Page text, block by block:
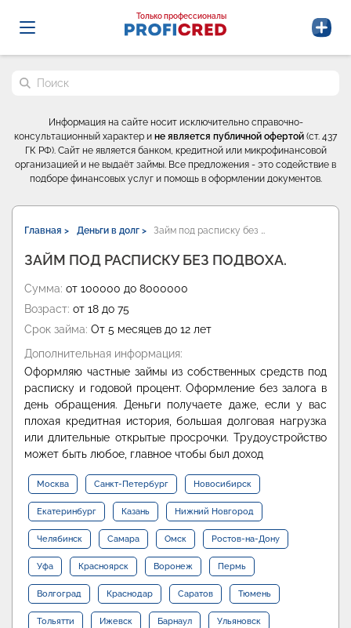
Probrokery - Только профессионалы
Только профессионалы
Поиск по сайту
Информация на сайте носит исключительно справочно-
консультационный характер и не является публичной офертой (ст. 437
ГК РФ). Сайт не является банком, кредитной или микрофинансовой
организацией и не выдаёт займы. Все предложения - это содействие в
подборе финансовых услуг и помощь в оформлении документов.
Главная > Деньги в долг > Займ под расписку без …
ЗАЙМ ПОД РАСПИСКУ БЕЗ ПОДВОХА.
Сумма: от 100000 до 8000000
Возраст: от 18 до 75
Срок займа: От 5 месяцев до 12 лет
Дополнительная информация:
Оформляю частные займы из собственных средств под
расписку и годовой процент. Оформление без залога в
день обращения. Деньги получаете даже, если у вас
плохая кредитная история, большая долговая нагрузка
или длительные открытые просрочки. Трудоустройство
может быть любое, главное чтобы был доход
Москва Санкт-Петербург Новосибирск
Екатеринбург Казань Нижний Новгород
Челябинск Самара Омск Ростов-на-Дону
Уфа Красноярск Воронеж Пермь
Волгоград Краснодар Саратов Тюмень
Тольятти Ижевск Барнаул Ульяновск